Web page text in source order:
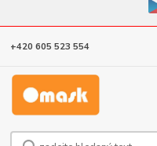
Eshop v
+420 605 523 554